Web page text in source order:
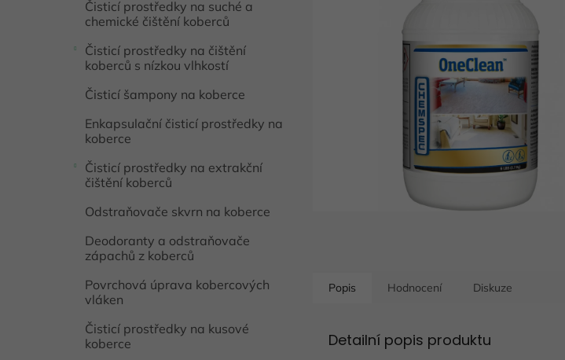
a
Čisticí prostředky na suché a
chemické čištění koberců
Čisticí prostředky na čištění
koberců s nízkou vlhkostí
Čisticí šampony na koberce
Enkapsulační čisticí prostředky na
koberce
Čisticí prostředky na extrakční
čištění koberců
Odstraňovače skvrn na koberce
Deodoranty a odstraňovače
zápachů z koberců
Povrchová úprava kobercových
vláken
Čisticí prostředky na kusové
koberce
Popis Hodnocení Diskuze
Detailní popis produktu